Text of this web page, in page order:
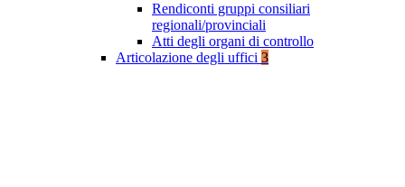
Rendiconti gruppi consiliari
regionali/provinciali
Atti degli organi di controllo
Articolazione degli uffici 3